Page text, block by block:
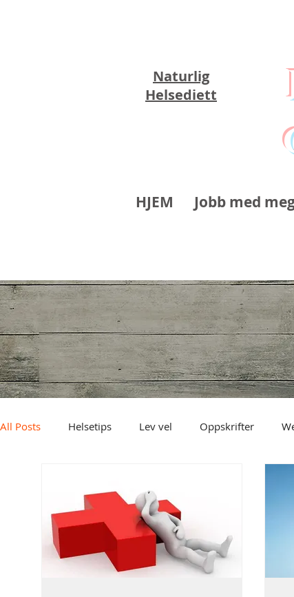
Naturlig
Helsediett
HJEM Jobb med
All Posts Helsetips Lev vel Oppskrifter